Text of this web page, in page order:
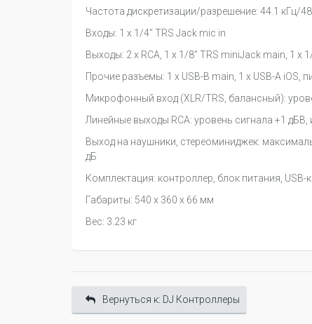
Частота дискретизации/разрешение: 44.1 кГц/
Входы: 1 x 1/4" TRS Jack mic in
Выходы: 2 x RCA, 1 x 1/8" TRS miniJack main, 1 x
Прочие разъемы: 1 x USB-B main, 1 x USB-A iOS,
Микрофонный вход (XLR/TRS, балансный):
Линейные выходы RCA: уровень сигнала +1
Выход на наушники, стереоминиджек:
дБ
Комплектация: контроллер, блок питания, USB-
Габариты: 540 х 360 х 66 мм
Вес: 3.23 кг
Вернуться к: DJ Контроллеры